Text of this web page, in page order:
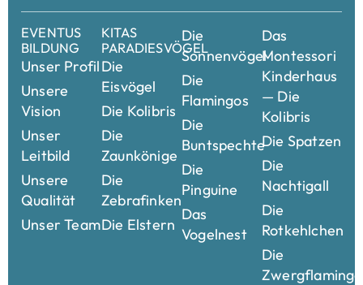
EVENTUS
BILDUNG
Unser Profil
Unsere
Vision
Unser
Leitbild
Unsere
Qualität
Unser Team
KITAS
PARADIESVÖGEL
Die
Eisvögel
Die Kolibris
Die
Zaunkönige
Die
Zebrafinken
Die Elstern
Die
Sonnenvögel
Die
Flamingos
Die
Buntspechte
Die
Pinguine
Das
Vogelnest
Das
Montessori
Kinderhaus
— Die
Kolibris
Die Spatzen
Die
Nachtigall
Die
Rotkehlchen
Die